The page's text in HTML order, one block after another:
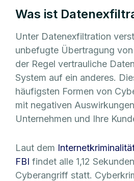
Was ist
Unter Datenexfiltration
unbefugte Übertragung
der Regel vertrauliche
System auf ein anderes.
häufigsten Formen von
mit negativen
Unternehmen und Ihre
Laut dem
FBI findet alle 1,12
Cyberangriff statt.